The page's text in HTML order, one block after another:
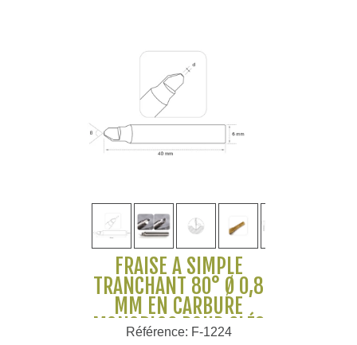
FRAISE À SIMPLE
TRANCHANT 80° Ø 0,8
MM EN CARBURE
MONOBLOC POUR CLÉS
Référence: F-1224